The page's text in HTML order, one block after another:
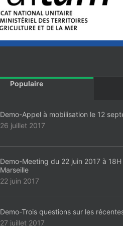
Populaire
Demo-Appel à mobilisation le 12
26 juillet 2017
Demo-Meeting du 22 juin 2017 à
Marseille
22 juin 2017
Demo-Trois questions sur les
27 juillet 2017